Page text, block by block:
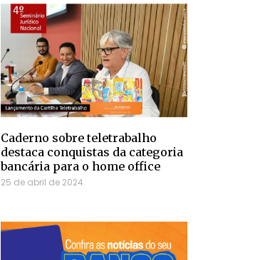
Caderno sobre teletrabalho
destaca conquistas da categoria
bancária para o home office
25 de abril de 2024